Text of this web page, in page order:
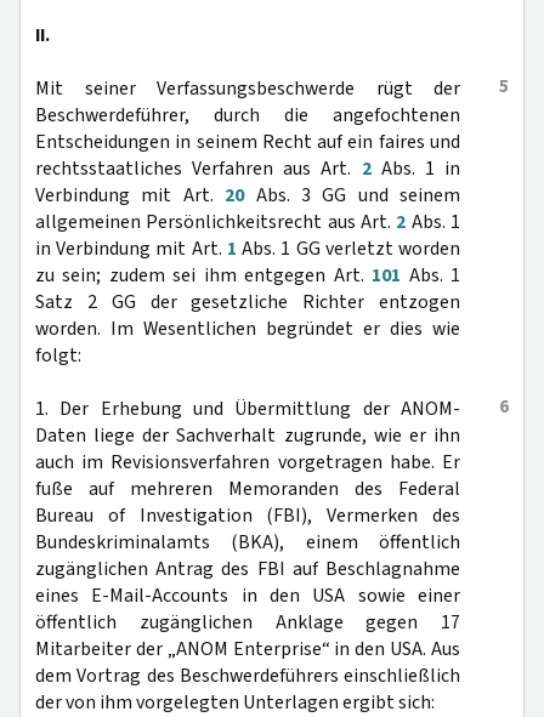
II.
5
Mit seiner Verfassungsbeschwerde rügt der
Beschwerdeführer, durch die angefochtenen
Entscheidungen in seinem Recht auf ein faires und
rechtsstaatliches Verfahren aus Art. 2Abs. 1 in
Verbindung mit Art. 20Abs. 3 GG und seinem
allgemeinen Persönlichkeitsrecht aus Art. 2 Abs. 1
in Verbindung mit Art. 1 Abs. 1 GG verletzt worden
zu sein; zudem sei ihm entgegen Art. 101 Abs. 1
Satz 2 GG der gesetzliche Richter entzogen
worden. Im Wesentlichen begründet er dies wie
folgt:
6
1. Der Erhebung und Übermittlung der ANOM-
Daten liege der Sachverhalt zugrunde, wie er ihn
auch im Revisionsverfahren vorgetragen habe. Er
fuße auf mehreren Memoranden des Federal
Bureau of Investigation (FBI), Vermerken des
Bundeskriminalamts (BKA), einem öffentlich
zugänglichen Antrag des FBI auf Beschlagnahme
eines E-Mail-Accounts in den USA sowie einer
öffentlich zugänglichen Anklage gegen 17
Mitarbeiter der „ANOM Enterprise“ in den USA. Aus
dem Vortrag des Beschwerdeführers einschließlich
der von ihm vorgelegten Unterlagen ergibt sich: